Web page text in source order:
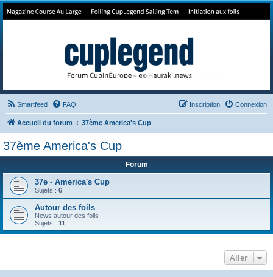
Forum de Cup In Europe
Smartfeed FAQ Connexion
Inscription
Accueil du forum 37ème America's Cup
37ème America's Cup
Forum
37e - America's Cup
Sujets : 6
Autour des foils
News autour des foils
Sujets : 11
Aller